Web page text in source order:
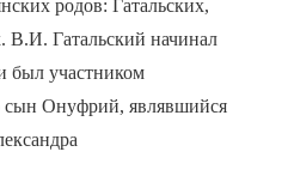
родов: Гатальских,
В.И. Гатальский начинал
был участником
сын Онуфрий, являвшийся